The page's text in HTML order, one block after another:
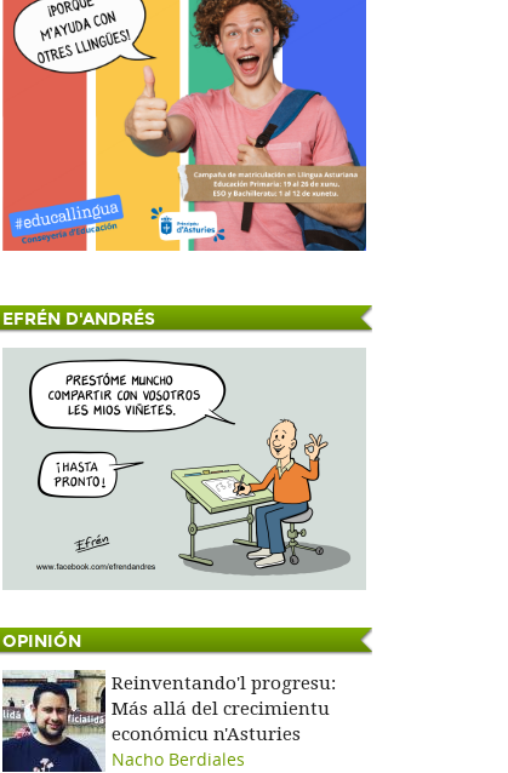
EFRÉN D'ANDRÉS
OPINIÓN
Reinventando'l progresu:
Más allá del crecimientu
económicu n'Asturies
Nacho Berdiales